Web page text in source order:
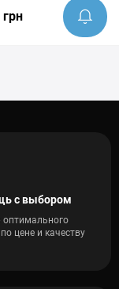
с выбором
оптимального
цене и качеству